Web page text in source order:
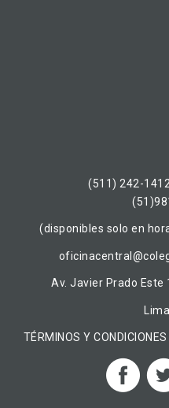
(511) 242-
(disponibles solo en
Av. Javier Prado Este
TÉRMINOS Y